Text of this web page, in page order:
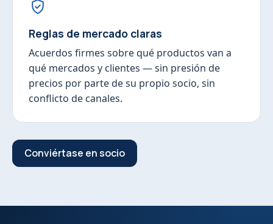
Reglas de mercado claras
Acuerdos firmes sobre qué productos van a
qué mercados y clientes — sin presión de
precios por parte de su propio socio, sin
conflicto de canales.
Conviértase en socio